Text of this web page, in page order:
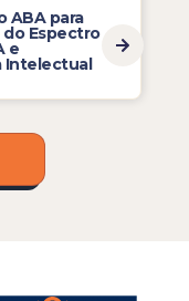
Goiânia
Intensiva